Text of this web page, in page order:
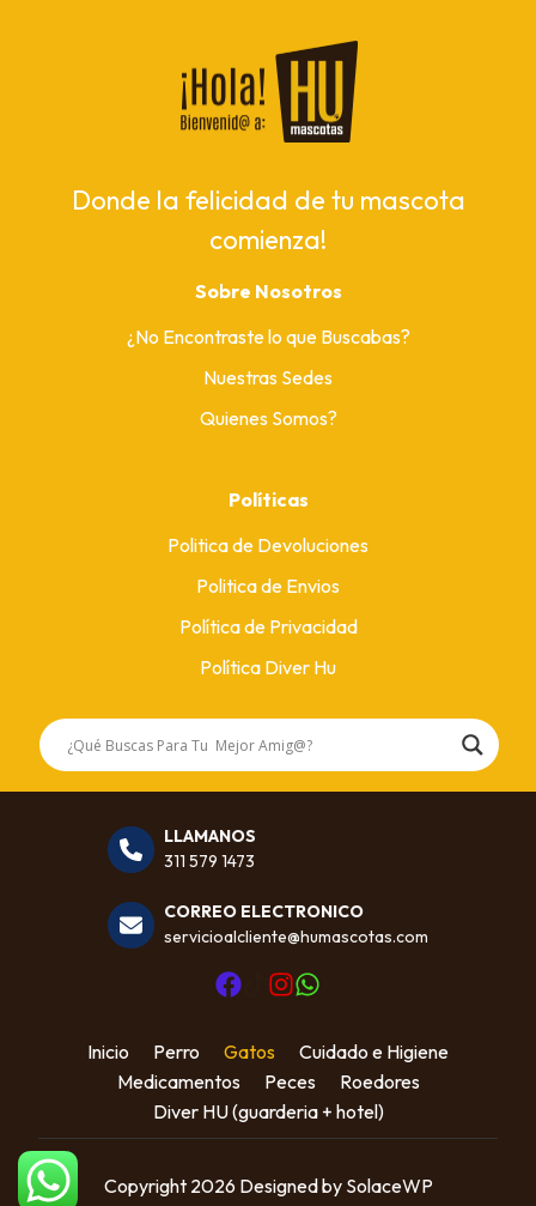
Donde la felicidad de tu mascota
comienza!
Sobre Nosotros
¿No Encontraste lo que Buscabas?
Nuestras Sedes
Quienes Somos?
Políticas
Politica de Devoluciones
Politica de Envios
Política de Privacidad
Política Diver Hu
LLAMANOS
311 579 1473
CORREO ELECTRONICO
servicioalcliente@humascotas.com
Inicio Perro Gatos
Cuidado e Higiene
Medicamentos
Peces
Roedores
Diver HU (guarderia + hotel)
Copyright 2026 Designed by SolaceWP